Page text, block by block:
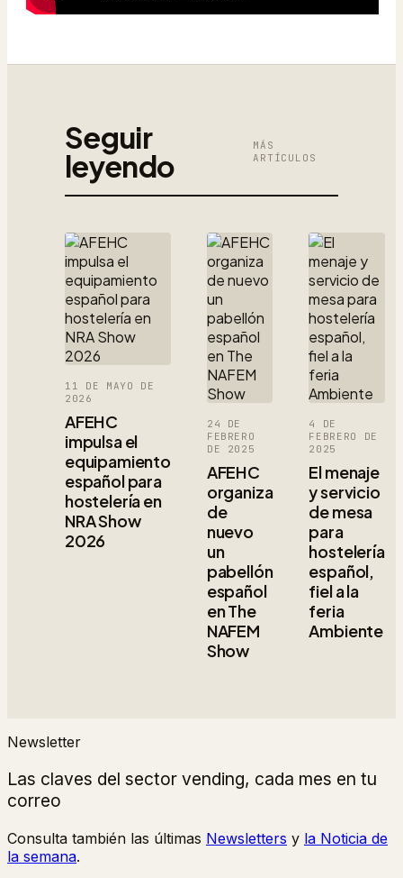
Seguir
leyendo
MÁS
ARTÍCULOS
11 DE MAYO DE
2026
AFEHC
impulsa el
equipamiento
español para
hostelería en
NRA Show
2026
24 DE
FEBRERO
DE 2025
AFEHC
organiza
de
nuevo
un
pabellón
español
en The
NAFEM
Show
4 DE
FEBRERO DE
2025
El menaje
y servicio
de mesa
para
hostelería
español,
fiel a la
feria
Ambiente
Newsletter
Las claves del sector vending, cada mes en tu
correo
Consulta también las últimas Newsletters y la Noticia de
la semana.